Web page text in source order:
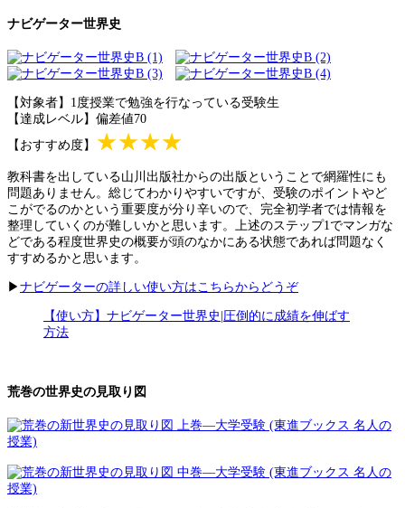
ナビゲーター世界史
【対象者】1度授業で勉強を行なっている受験生
【達成レベル】偏差値70
【おすすめ度】 ★★★★
教科書を出している山川出版社からの出版ということで網羅性にも
問題ありません。総じてわかりやすいですが、受験のポイントやど
こがでるのかという重要度が分り辛いので、完全初学者では情報を
整理していくのが難しいかと思います。上述のステップ1でマンガな
どである程度世界史の概要が頭のなかにある状態であれば問題なく
すすめるかと思います。
▶ ナビゲーターの詳しい使い方はこちらからどうぞ
【使い方】ナビゲーター世界史|圧倒的に成績を伸ばす
方法
荒巻の世界史の見取り図